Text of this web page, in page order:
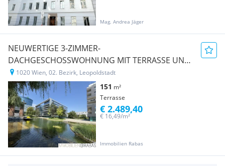
Mag. Andrea Jäger
NEUWERTIGE 3-ZIMMER-
DACHGESCHOSSWOHNUNG MIT TERRASSE UND
GARAGE IM BELIEBTEN 2. BEZIRK
1020 Wien, 02. Bezirk, Leopoldstadt
151 m²
Terrasse
Immobilien Rabas
€ 16,49/m²
€ 2.489,40